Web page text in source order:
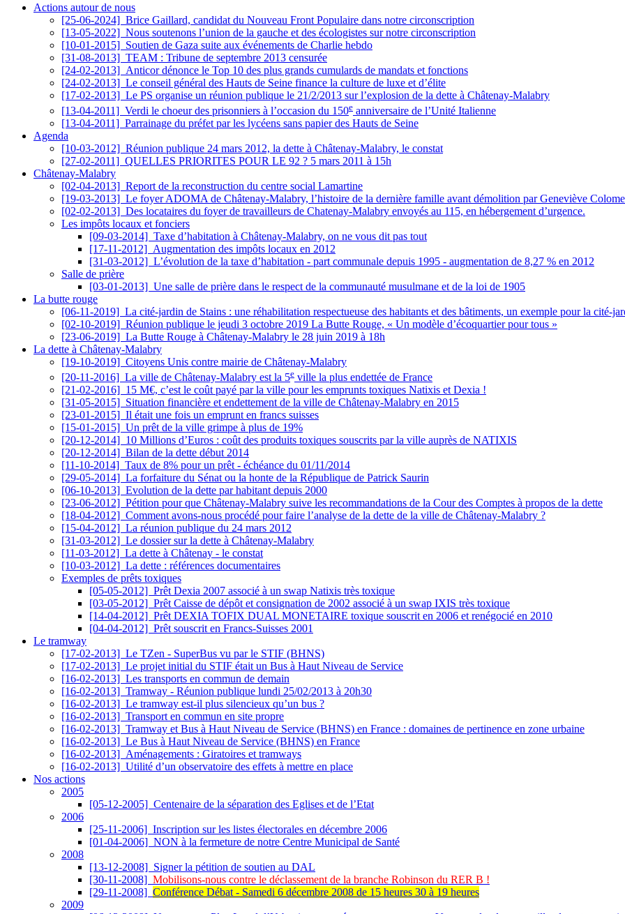
Actions autour de nous
[25-06-2024] Brice Gaillard, candidat du Nouveau Front Populaire dans notre circonscription
[13-05-2022] Nous soutenons l’union de la gauche et des écologistes sur notre circonscription
[10-01-2015] Soutien de Gaza suite aux événements de Charlie hebdo
[31-08-2013] TEAM : Tribune de septembre 2013 censurée
[24-02-2013] Anticor dénonce le Top 10 des plus grands cumulards de mandats et fonctions
[24-02-2013] Le conseil général des Hauts de Seine finance la culture de luxe et d’élite
[17-02-2013] Le PS organise un réunion publique le 21/2/2013 sur l’explosion de la dette à Châtenay-Malabry
[13-04-2011] Verdi le choeur des prisonniers à l’occasion du 150e anniversaire de l’Unité Italienne
[13-04-2011] Parrainage du préfet par les lycéens sans papier des Hauts de Seine
Agenda
[10-03-2012] Réunion publique 24 mars 2012, la dette à Châtenay-Malabry, le constat
[27-02-2011] QUELLES PRIORITES POUR LE 92 ? 5 mars 2011 à 15h
Châtenay-Malabry
[02-04-2013] Report de la reconstruction du centre social Lamartine
[19-03-2013] Le foyer ADOMA de Châtenay-Malabry, l’histoire de la dernière famille avant démolition par Geneviève
[02-02-2013] Des locataires du foyer de travailleurs de Chatenay-Malabry envoyés au 115, en hébergement d’urgence.
Les impôts locaux et fonciers
[09-03-2014] Taxe d’habitation à Châtenay-Malabry, on ne vous dit pas tout
[17-11-2012] Augmentation des impôts locaux en 2012
[31-03-2012] L’évolution de la taxe d’habitation - part communale depuis 1995 - augmentation de 8,27 % en 2012
Salle de prière
[03-01-2013] Une salle de prière dans le respect de la communauté musulmane et de la loi de 1905
La butte rouge
[06-11-2019] La cité-jardin de Stains : une réhabilitation respectueuse des habitants et des bâtiments, un exemple pour la cité-
[02-10-2019] Réunion publique le jeudi 3 octobre 2019 La Butte Rouge, « Un modèle d’écoquartier pour tous »
[23-06-2019] La Butte Rouge à Châtenay-Malabry le 28 juin 2019 à 18h
La dette à Châtenay-Malabry
[19-10-2019] Citoyens Unis contre mairie de Châtenay-Malabry
[20-11-2016] La ville de Châtenay-Malabry est la 5e ville la plus endettée de France
[21-02-2016] 15 M€, c’est le coût payé par la ville pour les emprunts toxiques Natixis et Dexia !
[31-05-2015] Situation financière et endettement de la ville de Châtenay-Malabry en 2015
[23-01-2015] Il était une fois un emprunt en francs suisses
[15-01-2015] Un prêt de la ville grimpe à plus de 19%
[20-12-2014] 10 Millions d’Euros : coût des produits toxiques souscrits par la ville auprès de NATIXIS
[20-12-2014] Bilan de la dette début 2014
[11-10-2014] Taux de 8% pour un prêt - échéance du 01/11/2014
[29-05-2014] La forfaiture du Sénat ou la honte de la République de Patrick Saurin
[06-10-2013] Evolution de la dette par habitant depuis 2000
[23-06-2012] Pétition pour que Châtenay-Malabry suive les recommandations de la Cour des Comptes à propos de la dette
[18-04-2012] Comment avons-nous procédé pour faire l’analyse de la dette de la ville de Châtenay-Malabry ?
[15-04-2012] La réunion publique du 24 mars 2012
[31-03-2012] Le dossier sur la dette à Châtenay-Malabry
[11-03-2012] La dette à Châtenay - le constat
[10-03-2012] La dette : références documentaires
Exemples de prêts toxiques
[05-05-2012] Prêt Dexia 2007 associé à un swap Natixis très toxique
[03-05-2012] Prêt Caisse de dépôt et consignation de 2002 associé à un swap IXIS très toxique
[14-04-2012] Prêt DEXIA TOFIX DUAL MONETAIRE toxique souscrit en 2006 et renégocié en 2010
[04-04-2012] Prêt souscrit en Francs-Suisses 2001
Le tramway
[17-02-2013] Le TZen - SuperBus vu par le STIF (BHNS)
[17-02-2013] Le projet initial du STIF était un Bus à Haut Niveau de Service
[16-02-2013] Les transports en commun de demain
[16-02-2013] Tramway - Réunion publique lundi 25/02/2013 à 20h30
[16-02-2013] Le tramway est-il plus silencieux qu’un bus ?
[16-02-2013] Transport en commun en site propre
[16-02-2013] Tramway et Bus à Haut Niveau de Service (BHNS) en France : domaines de pertinence en zone urbaine
[16-02-2013] Le Bus à Haut Niveau de Service (BHNS) en France
[16-02-2013] Aménagements : Giratoires et tramways
[16-02-2013] Utilité d’un observatoire des effets à mettre en place
Nos actions
2005
[05-12-2005] Centenaire de la séparation des Eglises et de l’Etat
2006
[25-11-2006] Inscription sur les listes électorales en décembre 2006
[01-04-2006] NON à la fermeture de notre Centre Municipal de Santé
2008
[13-12-2008] Signer la pétition de soutien au DAL
[30-11-2008] Mobilisons-nous contre le déclassement de la branche Robinson du RER B !
[29-11-2008] Conférence Débat - Samedi 6 décembre 2008 de 15 heures 30 à 19 heures
2009